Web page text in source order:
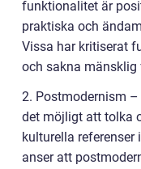
funktionalitet är
praktiska och
Vissa har kritiserat
och sakna mänsklig
2. Postmodernism
det möjligt att tolka
kulturella referenser
anser att